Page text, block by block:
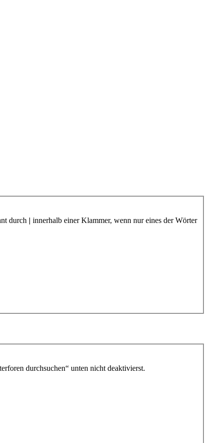
durch | innerhalb einer Klammer, wenn nur eines der Wörter
durchsuchen“ unten nicht deaktivierst.